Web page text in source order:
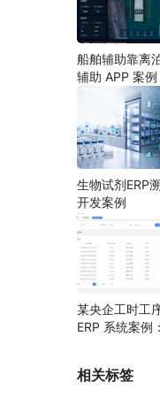
船舶辅助靠离
辅助 APP 案例
生物试剂ERP
开发案例
某央企工时工
ERP 系统案例
相关标签